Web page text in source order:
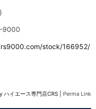
9000
stock/166952/
ハイエース専門店CRS Perma Link